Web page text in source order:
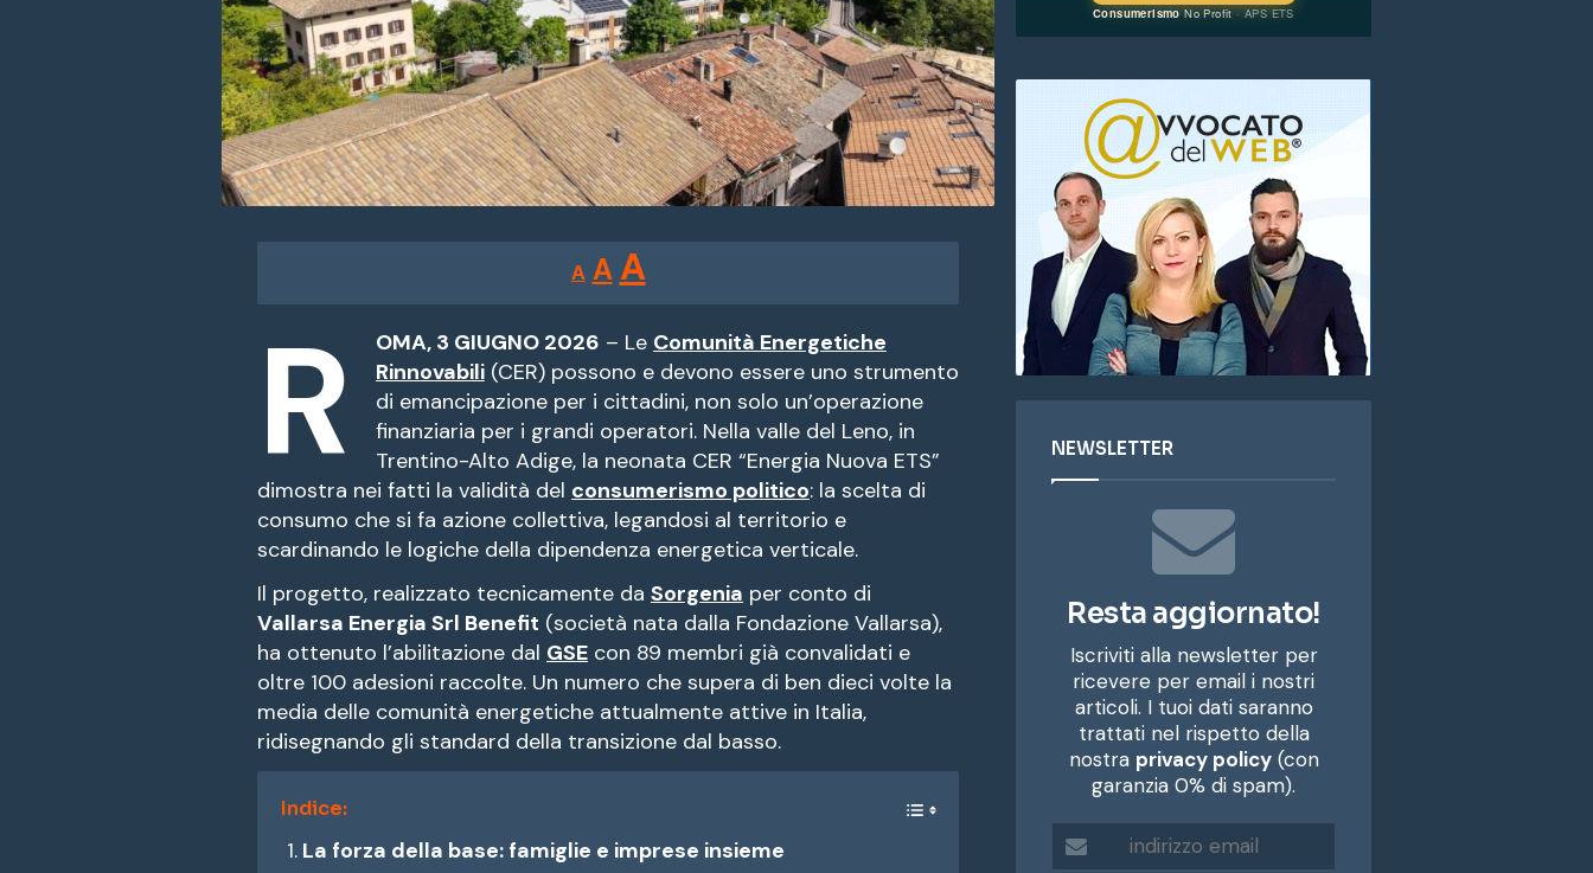
A
Reducir
tamaño
de
fuente.
A Restablecer
tamaño
de
fuente
AAumentar
tamaño
de
fuente.
R OMA, 3 GIUGNO 2026 – Le Comunità Energetiche
Rinnovabili (CER) possono e devono essere uno strumento
di emancipazione per i cittadini, non solo un’operazione
finanziaria per i grandi operatori. Nella valle del Leno, in
Trentino-Alto Adige, la neonata CER “Energia Nuova ETS”
dimostra nei fatti la validità del consumerismo politico: la scelta di
consumo che si fa azione collettiva, legandosi al territorio e
scardinando le logiche della dipendenza energetica verticale.
Il progetto, realizzato tecnicamente da Sorgenia per conto di
Vallarsa Energia Srl Benefit (società nata dalla Fondazione Vallarsa),
ha ottenuto l’abilitazione dal GSE con 89 membri già convalidati e
oltre 100 adesioni raccolte. Un numero che supera di ben dieci volte la
media delle comunità energetiche attualmente attive in Italia,
ridisegnando gli standard della transizione dal basso.
Indice:
La forza della base: famiglie e imprese insieme
NEWSLETTER
Resta aggiornato!
Iscriviti alla newsletter per
ricevere per email i nostri
articoli. I tuoi dati saranno
trattati nel rispetto della
nostra privacy policy(con
garanzia 0% di spam).